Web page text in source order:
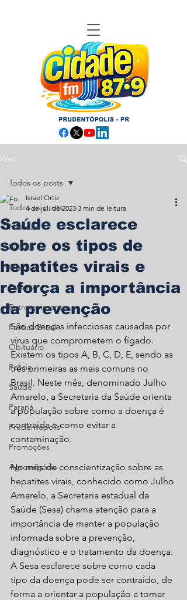
Post
Todos os posts
Notícias
Política
Opinião
Esporte
Entretenimento
Política Brasil
Obituário
Polícia
Saúde
Paraná
Prudentópolis
Promoções
Agronegócio
Todos os posts
Saúde esclarece
sobre os tipos de
hepatites virais e
reforça a importância
da prevenção
Israel Ortiz
4 de jul. de 2023 3 min de leitura
São doenças infecciosas causadas por
vírus que comprometem o fígado.
Existem os tipos A, B, C, D, E, sendo as
três primeiras as mais comuns no
Brasil. Neste mês, denominado Julho
Amarelo, a Secretaria da Saúde orienta
a população sobre como a doença é
contraída e como evitar a
contaminação.
No mês de conscientização sobre as
hepatites virais, conhecido como Julho
Amarelo, a Secretaria estadual da
Saúde (Sesa) chama atenção para a
importância de manter a população
informada sobre a prevenção,
diagnóstico e o tratamento da doença.
A Sesa esclarece sobre como cada
tipo da doença pode ser contraído, de
forma a orientar a população a tomar